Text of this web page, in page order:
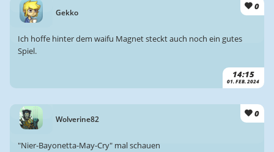
Gekko
0
14:15
01. FEB. 2024
Ich hoffe hinter dem waifu Magnet steckt auch noch ein gutes
Spiel.
Wolverine82
0
"Nier-Bayonetta-May-Cry" mal schauen